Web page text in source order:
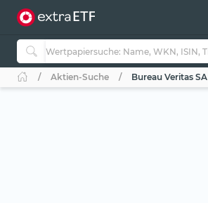
Aktien-Suche Bureau Veritas SA